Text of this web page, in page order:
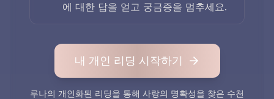
에 대한 답을 얻고 궁금증을 멈추세요.
내 개인 리딩 시작하기
루나의 개인화된 리딩을 통해 사랑의 명확성을 찾은 수천